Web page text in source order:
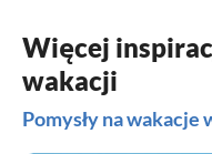
Więcej
wakacji
Pomysły na wakacje